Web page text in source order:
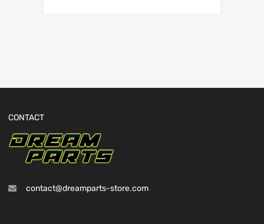
CONTACT
contact@dreamparts-store.com